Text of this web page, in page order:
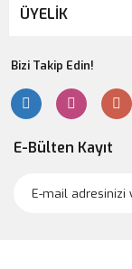
ÜYELİK
Bizi Takip Edin!
E-Bülten Kayıt